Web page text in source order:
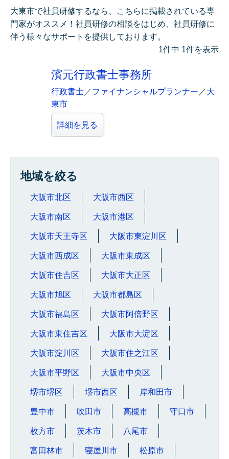
大東市で社員研修するなら、こちらに掲載されている専
門家がオススメ！社員研修の相談をはじめ、社員研修に
伴う様々なサポートを提供しております。
1件中 1件を表示
濱元行政書士事務所
行政書士／ファイナンシャルプランナー ／大
東市
詳細を見る
地域を絞る
大阪市北区 大阪市西区
大阪市南区 大阪市港区
大阪市天王寺区 大阪市東淀川区
大阪市西成区 大阪市東成区
大阪市住吉区 大阪市大正区
大阪市旭区 大阪市都島区
大阪市福島区 大阪市阿倍野区
大阪市東住吉区 大阪市大淀区
大阪市淀川区 大阪市住之江区
大阪市平野区 大阪市中央区
堺市堺区 堺市西区 岸和田市
豊中市 吹田市 高槻市 守口市
枚方市 茨木市 八尾市
富田林市 寝屋川市 松原市